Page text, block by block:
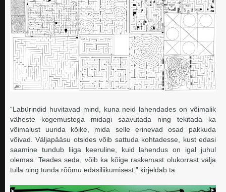
“Labürindid huvitavad mind, kuna neid lahendades on võimalik
väheste kogemustega midagi saavutada ning tekitada ka
võimalust uurida kõike, mida selle erinevad osad pakkuda
võivad. Väljapääsu otsides võib sattuda kohtadesse, kust edasi
saamine tundub liiga keeruline, kuid lahendus on igal juhul
olemas. Teades seda, võib ka kõige raskemast olukorrast välja
tulla ning tunda rõõmu edasiliikumisest,” kirjeldab ta.